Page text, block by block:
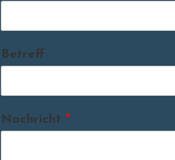
Betreff
Nachricht *